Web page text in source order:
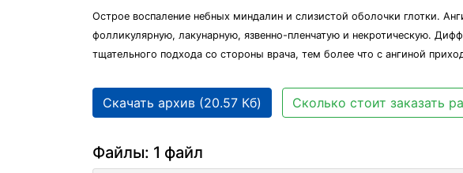
Острое воспаление небных миндалин и слизистой оболочки глотки.
фолликулярную, лакунарную, язвенно-пленчатую и некротическую.
тщательного подхода со стороны врача, тем более что с ангиной
Скачать архив (20.57 Кб) Сколько стоит заказать
Файлы: 1 файл